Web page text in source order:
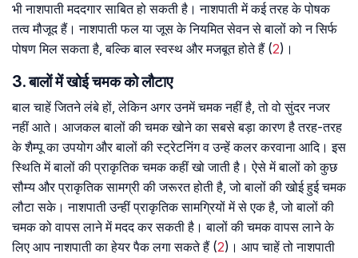
भी नाशपाती मददगार साबित हो सकती है। नाशपाती में कई तरह के पोषक
तत्व मौजूद हैं। नाशपाती फल या जूस के नियमित सेवन से बालों को न सिर्फ
पोषण मिल सकता है, बल्कि बाल स्वस्थ और मजबूत होते हैं (2)।
3. बालों में खोई चमक को लौटाए
बाल चाहें जितने लंबे हों, लेकिन अगर उनमें चमक नहीं है, तो वो सुंदर नजर
नहीं आते। आजकल बालों की चमक खोने का सबसे बड़ा कारण है तरह-तरह
के शैम्पू का उपयोग और बालों की स्ट्रेटनिंग व उन्हें कलर करवाना आदि। इस
स्थिति में बालों की प्राकृतिक चमक कहीं खो जाती है। ऐसे में बालों को कुछ
सौम्य और प्राकृतिक सामग्री की जरूरत होती है, जो बालों की खोई हुई चमक
लौटा सके। नाशपाती उन्हीं प्राकृतिक सामग्रियों में से एक है, जो बालों की
चमक को वापस लाने में मदद कर सकती है। बालों की चमक वापस लाने के
लिए आप नाशपाती का हेयर पैक लगा सकते हैं (2)। आप चाहें तो नाशपाती